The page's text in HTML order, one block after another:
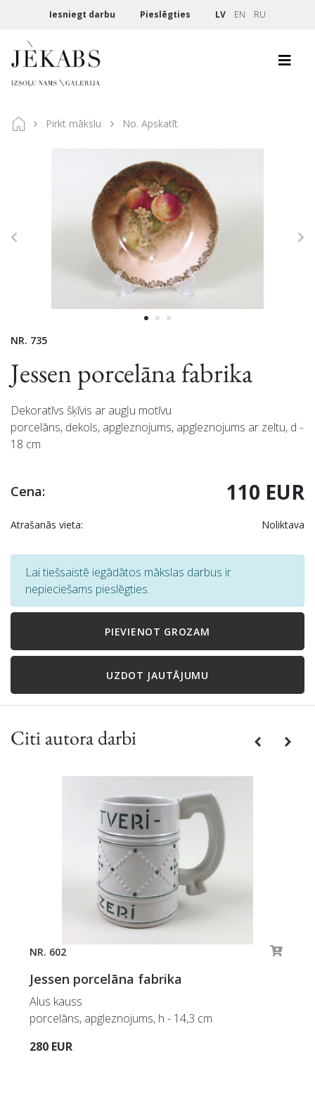
Iesniegt darbu Pieslēgties LV EN RU
Pirkt mākslu No. Apskatīt
NR. 735
Jessen porcelāna fabrika
Dekoratīvs šķīvis ar augļu motīvu
porcelāns, dekols, apgleznojums, apgleznojums ar zeltu, d -
18 cm
Cena: 110 EUR
Atrašanās vieta: Noliktava
Lai tiešsaistē iegādātos mākslas darbus ir
nepieciešams pieslēgties.
PIEVIENOT GROZAM
UZDOT JAUTĀJUMU
Citi autora darbi PreviousNext
NR. 602
Jessen porcelāna fabrika
Alus kauss
porcelāns, apgleznojums, h - 14,3 cm
280 EUR